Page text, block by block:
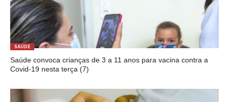
SAÚDE
Saúde convoca crianças de 3 a 11 anos para vacina contra a
Covid-19 nesta terça (7)